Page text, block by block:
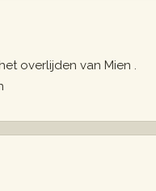
overlijden van Mien .